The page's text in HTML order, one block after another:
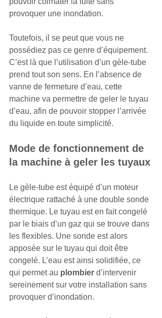
provoquer une inondation.
Toutefois, il se peut que vous ne
possédiez pas ce genre d’équipement.
C’est là que l’utilisation d’un gèle-tube
prend tout son sens. En l’absence de
vanne de fermeture d’eau, cette
machine va permettre de geler le tuyau
d’eau, afin de pouvoir stopper l’arrivée
du liquide en toute simplicité.
Mode de fonctionnement de
la machine à geler les tuyaux
Le gèle-tube est équipé d’un moteur
électrique rattaché à une double sonde
thermique. Le tuyau est en fait congelé
par le biais d’un gaz qui se trouve dans
les flexibles. Une sonde est alors
apposée sur le tuyau qui doit être
congelé. L’eau est ainsi solidifiée, ce
qui permet au plombier d’intervenir
sereinement sur votre installation sans
provoquer d’inondation.